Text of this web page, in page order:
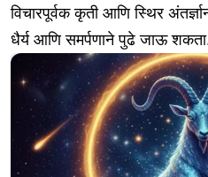
विचारपूर्वक कृती आणि स्थिर
धैर्य आणि समर्पणाने पुढे जाऊ